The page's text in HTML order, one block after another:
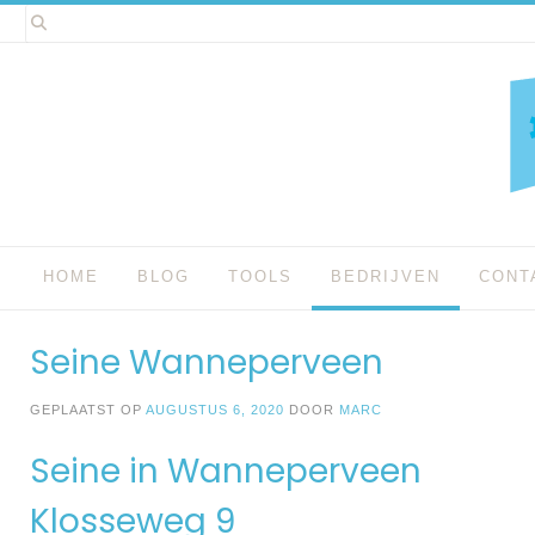
Spring
naar
HOME BLOG TOOLS BEDRIJVEN
Seine Wanneperveen
GEPLAATST OP AUGUSTUS 6, 2020 DOOR MARC
Seine in Wanneperveen
Klosseweg 9